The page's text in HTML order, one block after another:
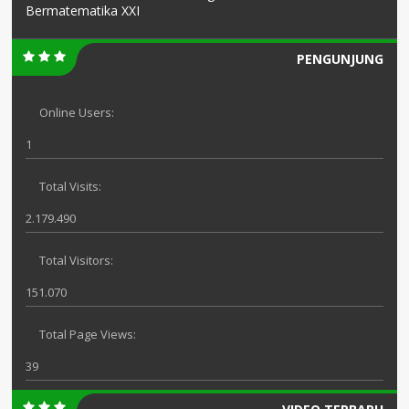
Bermatematika XXI
PENGUNJUNG
Online Users:
1
Total Visits:
2.179.490
Total Visitors:
151.070
Total Page Views:
39